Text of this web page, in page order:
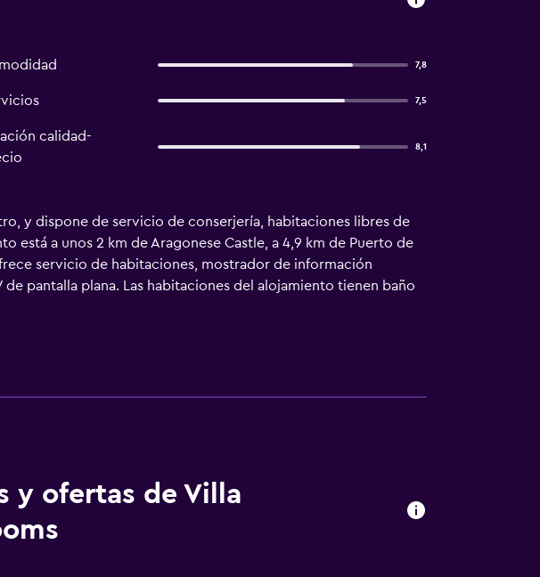
7,8
7,5
calidad-
8,1
y dispone de servicio de conserjería, habitaciones libres de
está a unos 2 km de Aragonese Castle, a 4,9 km de Puerto de
servicio de habitaciones, mostrador de información
pantalla plana. Las habitaciones del alojamiento tienen baño
incluyen vistas a la ciudad. Todas las habitaciones de este
un desayuno italiano. Botanical Garden La Mortella está a
y ofertas de Villa